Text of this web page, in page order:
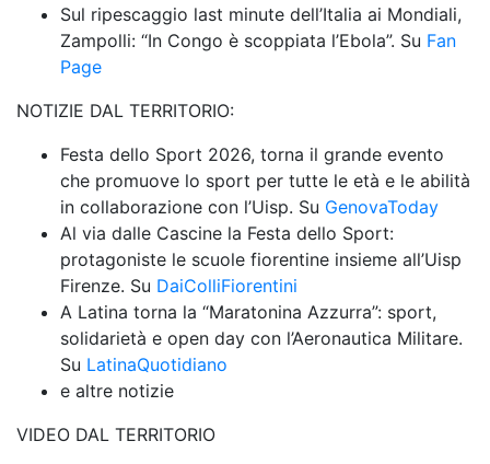
Sul ripescaggio last minute dell’Italia ai Mondiali,
Zampolli: “In Congo è scoppiata l’Ebola”. Su Fan
Page
NOTIZIE DAL TERRITORIO:
Festa dello Sport 2026, torna il grande evento
che promuove lo sport per tutte le età e le abilità
in collaborazione con l’Uisp. Su GenovaToday
Al via dalle Cascine la Festa dello Sport:
protagoniste le scuole fiorentine insieme all’Uisp
Firenze. Su DaiColliFiorentini
A Latina torna la “Maratonina Azzurra”: sport,
solidarietà e open day con l’Aeronautica Militare.
Su LatinaQuotidiano
e altre notizie
VIDEO DAL TERRITORIO